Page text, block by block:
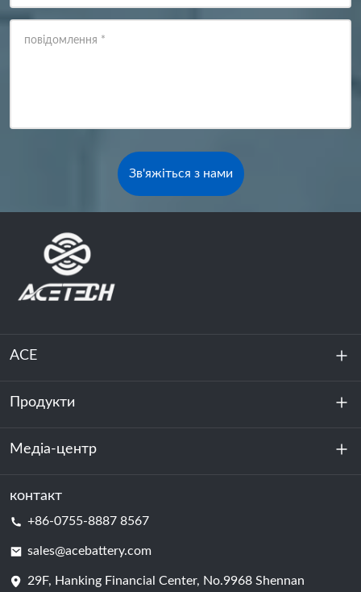
повідомлення *
Зв'яжіться з нами
ACE
Про нас
Стійкість
Продукти
Зберігання енергії
Центр обробки даних та серверна кімната
Елемент батареї
Медіа-центр
Новини
контакт
+86-0755-8887 8567
sales@acebattery.com
29F, Hanking Financial Center, No.9968 Shennan